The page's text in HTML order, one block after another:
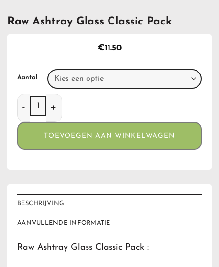
Raw Ashtray Glass Classic Pack
€11.50
Aantal
Raw Ashtray Glass Classic Pack aantal
TOEVOEGEN AAN WINKELWAGEN
BESCHRIJVING
AANVULLENDE INFORMATIE
Raw Ashtray Glass Classic Pack :